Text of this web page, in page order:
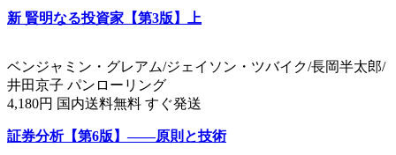
新 賢明なる投資家【第3版】上
ベンジャミン・グレアム/ジェイソン・ツバイク/長岡半太郎/
井田京子 パンローリング
4,180円 国内送料無料 すぐ発送
証券分析【第6版】――原則と技術